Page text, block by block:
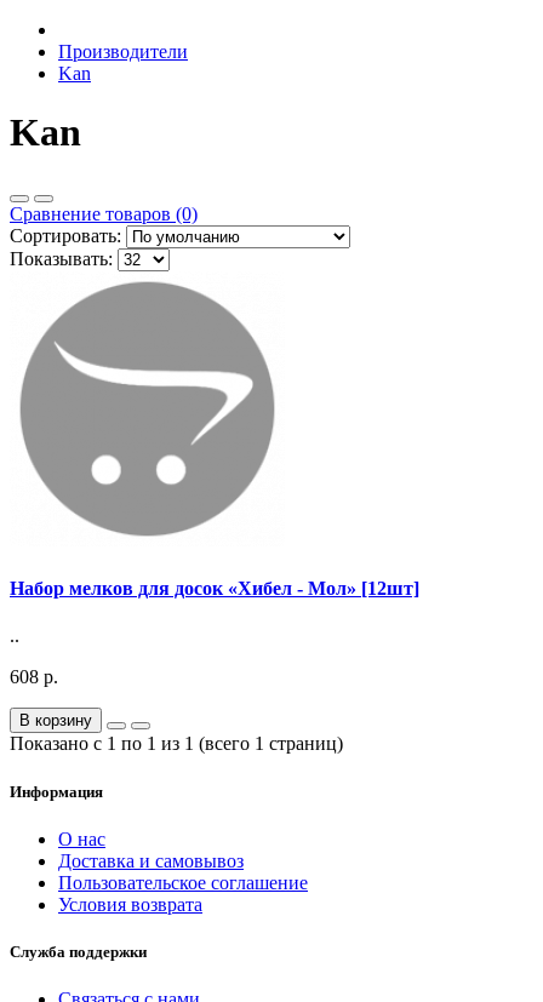
Производители
Kan
Kan
Сравнение товаров (0)
Сортировать:
Показывать:
Набор мелков для досок «Хибел - Мол» [12шт]
..
608 р.
В корзину
Показано с 1 по 1 из 1 (всего 1 страниц)
Информация
О нас
Доставка и самовывоз
Пользовательское соглашение
Условия возврата
Служба поддержки